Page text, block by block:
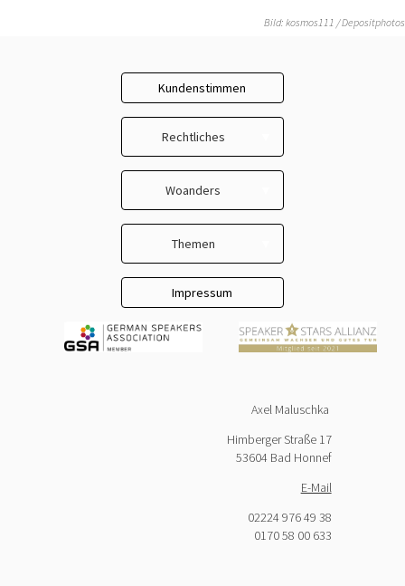
Bild: kosmos111 / Depositphotos
Kundenstimmen
Rechtliches
Kontakt
AGB
Woanders
Facebook
YouTube
Themen
Team & Gemeinschaft
Konfliktkultur
Beziehung & Freundschaft
Impressum
Axel Maluschka
Himberger Straße 17
53604 Bad Honnef
E-Mail
02224 976 49 38
0170 58 00 633